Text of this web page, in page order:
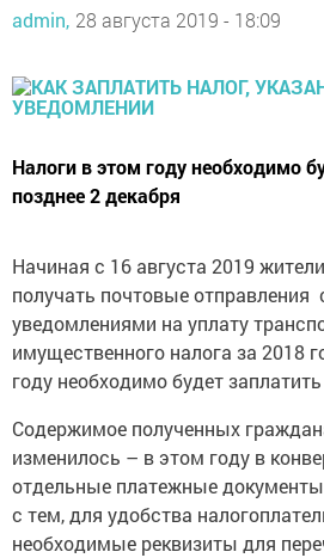
admin, 28 августа 2019 - 18:09
Налоги в этом году необходимо
позднее 2 декабря
Начиная с 16 августа 2019
получать почтовые
уведомлениями на уплату
имущественного налога за 2018
году необходимо будет
Содержимое полученных
изменилось – в этом году в
отдельные платежные
с тем, для удобства
необходимые реквизиты для